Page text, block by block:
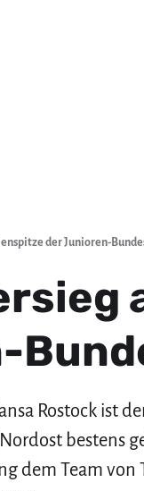
der Junioren-
Rostock ist
bestens
dem Team von